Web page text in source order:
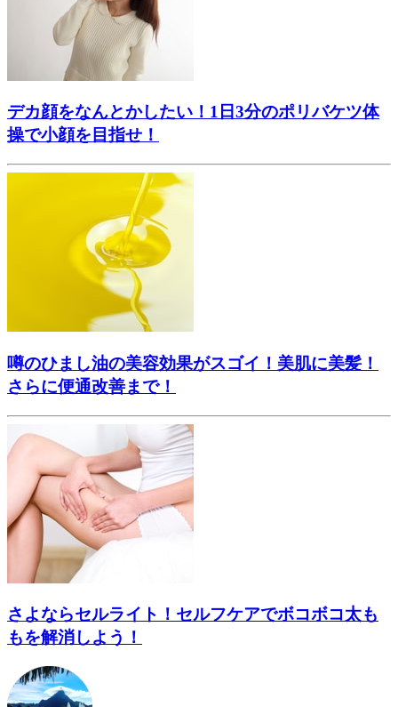
デカ顔をなんとかしたい！1日3分のポリバケツ体
操で小顔を目指せ！
噂のひまし油の美容効果がスゴイ！美肌に美髪！
さらに便通改善まで！
さよならセルライト！セルフケアでボコボコ太も
もを解消しよう！